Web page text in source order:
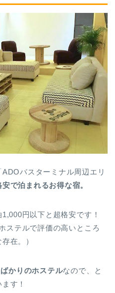
バスターミナル周辺エリ
で泊まれるお得な宿。
円以下と超格安です！
ステルで評価の高いところ
在。）
かりのホステルなので、と
す！